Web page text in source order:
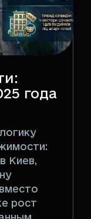
года
Киев,
рост